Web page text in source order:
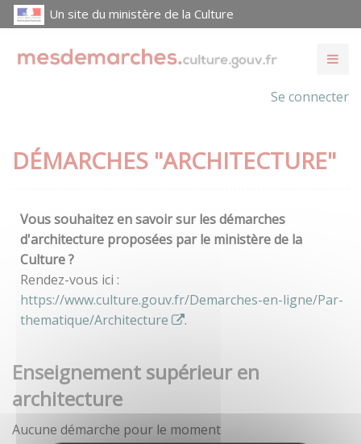
Un site du ministère de la Culture
Se connecter
DÉMARCHES "ARCHITECTURE"
Vous souhaitez en savoir sur les démarches
d'architecture proposées par le ministère de la
Culture ?
Rendez-vous ici :
https://www.culture.gouv.fr/Demarches-en-ligne/Par-
thematique/Architecture
.
Enseignement supérieur en
architecture
Aucune démarche pour le moment